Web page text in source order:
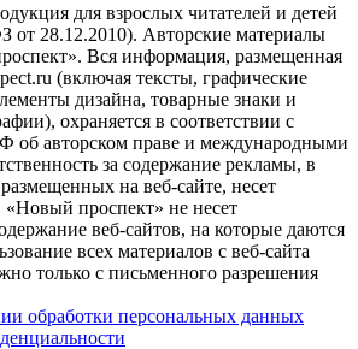
для взрослых читателей и детей
от 28.12.2010). Авторские материалы
Вся информация, размещенная
(включая тексты, графические
дизайна, товарные знаки и
охраняется в соответствии с
об авторском праве и международными
за содержание рекламы, в
на веб-сайте, несет
проспект» не несет
веб-сайтов, на которые даются
всех материалов с веб-сайта
только с письменного разрешения
обработки персональных данных